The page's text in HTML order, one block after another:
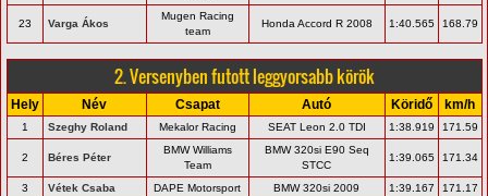
23 Varga Ákos
Mugen Racing
team
Honda Accord R 2008 1:40.565 168.79
2. Versenyben futott leggyorsabb körök
Hely Név Csapat Autó Köridő km/h
1 Szeghy Roland Mekalor Racing SEAT Leon 2.0 TDI 1:38.919 171.59
2 Béres Péter
BMW Williams
Team
BMW 320si E90 Seq
STCC
1:39.065 171.34
3 Vétek Csaba DAPE Motorsport BMW 320si 2009 1:39.167
171.17